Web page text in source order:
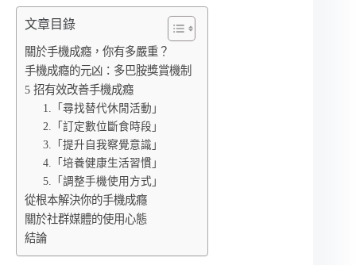
文章目錄
關於手機成癮，你有多嚴重？
手機成癮的元凶：多巴胺獎賞機制
5 招有效改善手機成癮
1.「尋找替代休閒活動」
2.「訂定數位斷食時段」
3.「提升自我察覺意識」
4.「培養健康生活習慣」
5.「調整手機使用方式」
從根本解決你的手機成癮
關於社群媒體的使用心態
結論